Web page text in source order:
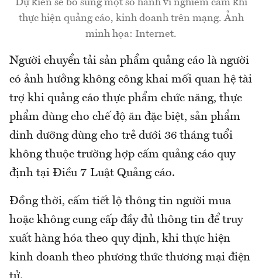
Dự kiến sẽ bổ sung một số hành vi nghiêm cấm khi
thực hiện quảng cáo, kinh doanh trên mạng. Ảnh
minh họa: Internet.
Người chuyển tải sản phẩm quảng cáo là người
có ảnh hưởng không công khai mối quan hệ tài
trợ khi quảng cáo thực phẩm chức năng, thực
phẩm dùng cho chế độ ăn đặc biệt, sản phẩm
dinh dưỡng dùng cho trẻ dưới 36 tháng tuổi
không thuộc trường hợp cấm quảng cáo quy
định tại Điều 7 Luật Quảng cáo.
Đồng thời, cấm tiết lộ thông tin người mua
hoặc không cung cấp đầy đủ thông tin để truy
xuất hàng hóa theo quy định, khi thực hiện
kinh doanh theo phương thức thương mại điện